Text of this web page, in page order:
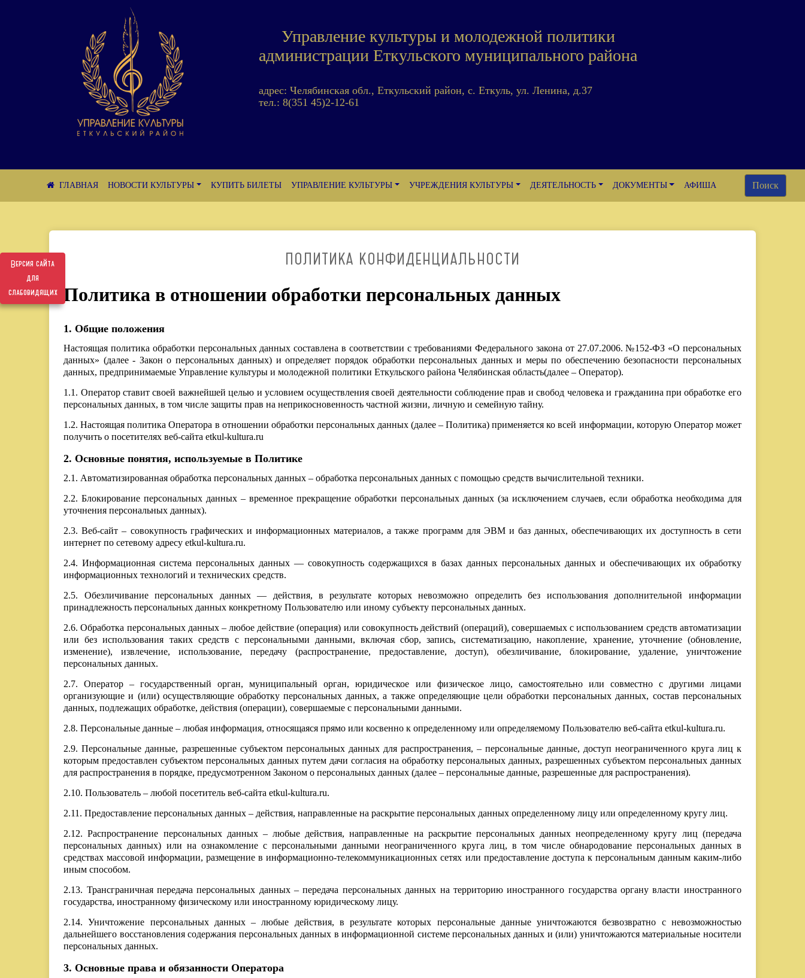
Версия сайта
для
слабовидящих
Управление культуры и молодежной политики
администрации Еткульского муниципального района
адрес: Челябинская обл., Еткульский район, с. Еткуль, ул. Ленина, д.37
тел.: 8(351 45)2-12-61
НОВОСТИ КУЛЬТУРЫ КУПИТЬ БИЛЕТЫ УПРАВЛЕНИЕ КУЛЬТУРЫ УЧРЕЖДЕНИЯ КУЛЬТУРЫ ДЕЯТЕЛЬНОСТЬ ДОКУМЕНТЫ АФИША Поиск
ПОЛИТИКА КОНФИДЕНЦИАЛЬНОСТИ
Политика в отношении обработки персональных данных
1. Общие положения
Настоящая политика обработки персональных данных составлена в соответствии с требованиями Федерального закона от 27.07.2006. №152-ФЗ «О персональных
данных» (далее - Закон о персональных данных) и определяет порядок обработки персональных данных и меры по обеспечению безопасности персональных
данных, предпринимаемые Управление культуры и молодежной политики Еткульского района Челябинская область(далее – Оператор).
1.1. Оператор ставит своей важнейшей целью и условием осуществления своей деятельности соблюдение прав и свобод человека и гражданина при обработке его
персональных данных, в том числе защиты прав на неприкосновенность частной жизни, личную и семейную тайну.
1.2. Настоящая политика Оператора в отношении обработки персональных данных (далее – Политика) применяется ко всей информации, которую Оператор может
получить о посетителях веб-сайта etkul-kultura.ru
2. Основные понятия, используемые в Политике
2.1. Автоматизированная обработка персональных данных – обработка персональных данных с помощью средств вычислительной техники.
2.2. Блокирование персональных данных – временное прекращение обработки персональных данных (за исключением случаев, если обработка необходима для
уточнения персональных данных).
2.3. Веб-сайт – совокупность графических и информационных материалов, а также программ для ЭВМ и баз данных, обеспечивающих их доступность в сети
интернет по сетевому адресу etkul-kultura.ru.
2.4. Информационная система персональных данных — совокупность содержащихся в базах данных персональных данных и обеспечивающих их обработку
информационных технологий и технических средств.
2.5. Обезличивание персональных данных — действия, в результате которых невозможно определить без использования дополнительной информации
принадлежность персональных данных конкретному Пользователю или иному субъекту персональных данных.
2.6. Обработка персональных данных – любое действие (операция) или совокупность действий (операций), совершаемых с использованием средств автоматизации
или без использования таких средств с персональными данными, включая сбор, запись, систематизацию, накопление, хранение, уточнение (обновление,
изменение), извлечение, использование, передачу (распространение, предоставление, доступ), обезличивание, блокирование, удаление, уничтожение
персональных данных.
2.7. Оператор – государственный орган, муниципальный орган, юридическое или физическое лицо, самостоятельно или совместно с другими лицами
организующие и (или) осуществляющие обработку персональных данных, а также определяющие цели обработки персональных данных, состав персональных
данных, подлежащих обработке, действия (операции), совершаемые с персональными данными.
2.8. Персональные данные – любая информация, относящаяся прямо или косвенно к определенному или определяемому Пользователю веб-сайта etkul-kultura.ru.
2.9. Персональные данные, разрешенные субъектом персональных данных для распространения, – персональные данные, доступ неограниченного круга лиц к
которым предоставлен субъектом персональных данных путем дачи согласия на обработку персональных данных, разрешенных субъектом персональных данных
для распространения в порядке, предусмотренном Законом о персональных данных (далее – персональные данные, разрешенные для распространения).
2.10. Пользователь – любой посетитель веб-сайта etkul-kultura.ru.
2.11. Предоставление персональных данных – действия, направленные на раскрытие персональных данных определенному лицу или определенному кругу лиц.
2.12. Распространение персональных данных – любые действия, направленные на раскрытие персональных данных неопределенному кругу лиц (передача
персональных данных) или на ознакомление с персональными данными неограниченного круга лиц, в том числе обнародование персональных данных в
средствах массовой информации, размещение в информационно-телекоммуникационных сетях или предоставление доступа к персональным данным каким-либо
иным способом.
2.13. Трансграничная передача персональных данных – передача персональных данных на территорию иностранного государства органу власти иностранного
государства, иностранному физическому или иностранному юридическому лицу.
2.14. Уничтожение персональных данных – любые действия, в результате которых персональные данные уничтожаются безвозвратно с невозможностью
дальнейшего восстановления содержания персональных данных в информационной системе персональных данных и (или) уничтожаются материальные носители
персональных данных.
3. Основные права и обязанности Оператора